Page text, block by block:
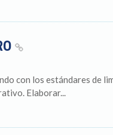
con los estándares de
Elaborar...